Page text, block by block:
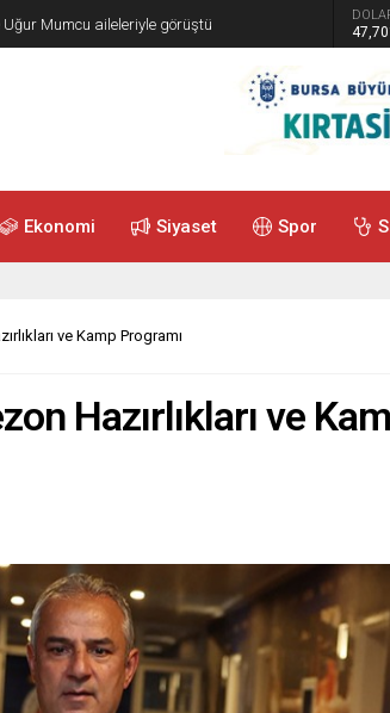
Uğur Mumcu aileleriyle görüştü
Ekonomi Siyaset Spor
ve Kamp Programı
Hazırlıkları ve